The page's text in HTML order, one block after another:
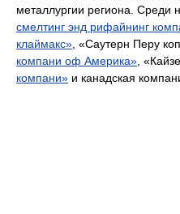
металлургии региона.
смелтинг энд рифайнинг
клаймакс» , «Саутерн Перу
компани оф Америка» ,
компани» и канадская